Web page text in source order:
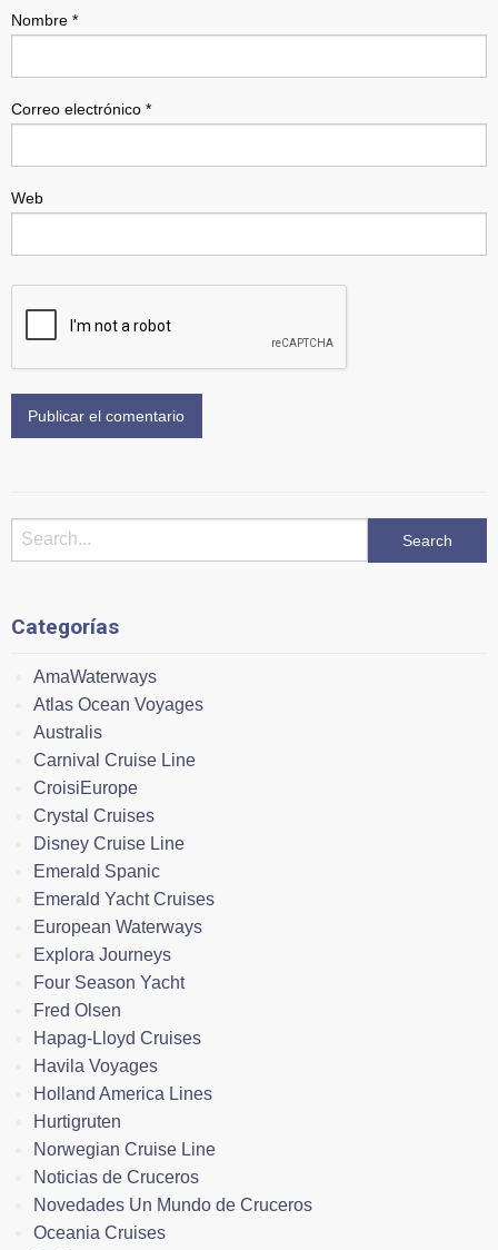
Nombre *
Correo electrónico *
Web
Categorías
AmaWaterways
Atlas Ocean Voyages
Australis
Carnival Cruise Line
CroisiEurope
Crystal Cruises
Disney Cruise Line
Emerald Spanic
Emerald Yacht Cruises
European Waterways
Explora Journeys
Four Season Yacht
Fred Olsen
Hapag-Lloyd Cruises
Havila Voyages
Holland America Lines
Hurtigruten
Norwegian Cruise Line
Noticias de Cruceros
Novedades Un Mundo de Cruceros
Oceania Cruises